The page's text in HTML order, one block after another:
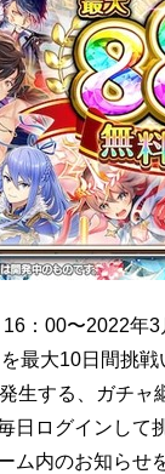
：00〜2022年
最大10日間挑
生する、ガチ
日ログインして
内のお知らせ